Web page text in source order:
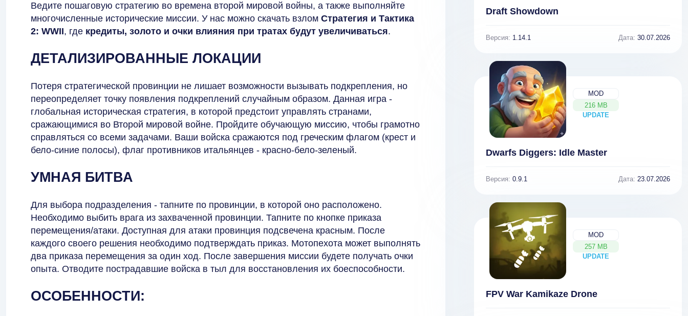
Ведите пошаговую стратегию во времена второй мировой войны, а также выполняйте
многочисленные исторические миссии. У нас можно скачать взлом Стратегия и Тактика
2: WWII, где кредиты, золото и очки влияния при тратах будут увеличиваться.
ДЕТАЛИЗИРОВАННЫЕ ЛОКАЦИИ
Потеря стратегической провинции не лишает возможности вызывать подкрепления, но
переопределяет точку появления подкреплений случайным образом. Данная игра -
глобальная историческая стратегия, в которой предстоит управлять странами,
сражающимися во Второй мировой войне. Пройдите обучающую миссию, чтобы грамотно
справляться со всеми задачами. Ваши войска сражаются под греческим флагом (крест и
бело-синие полосы), флаг противников итальянцев - красно-бело-зеленый.
УМНАЯ БИТВА
Для выбора подразделения - тапните по провинции, в которой оно расположено.
Необходимо выбить врага из захваченной провинции. Тапните по кнопке приказа
перемещения/атаки. Доступная для атаки провинция подсвечена красным. После
каждого своего решения необходимо подтверждать приказ. Мотопехота может выполнять
два приказа перемещения за один ход. После завершения миссии будете получать очки
опыта. Отводите пострадавшие войска в тыл для восстановления их боеспособности.
ОСОБЕННОСТИ:
Draft Showdown
Версия: 1.14.1 Дата: 30.07.2026
MOD
216 MB
UPDATE
NEW
Dwarfs Diggers: Idle Master
Версия: 0.9.1 Дата: 23.07.2026
MOD
257 MB
UPDATE
NEW
FPV War Kamikaze Drone